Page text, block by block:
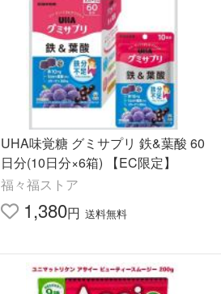
UHA味覚糖 グミサプリ 鉄&葉酸 60
日分(10日分×6箱) 【EC限定】
福々福ストア
1,380円 送料無料